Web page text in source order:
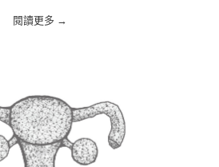
閱讀更多 →